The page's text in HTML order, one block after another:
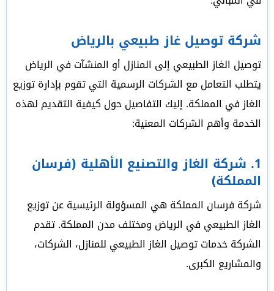
شركة توصيل غاز طبيعي بالرياض
توصيل الغاز الطبيعي إلى المنازل أو المنشآت في الرياض
يتطلب التعامل مع الشركات الرسمية التي تقوم بإدارة توزيع
الغاز في المملكة. إليك التفاصيل حول كيفية التقديم لهذه
الخدمة وأهم الشركات المعنية:
1. شركة الغاز والتصنيع الأهلية (فرسان
المملكة)
شركة فرسان المملكة هي المسؤولة الرئيسية عن توزيع
الغاز الطبيعي في الرياض ومختلف مدن المملكة. تقدم
الشركة خدمات توصيل الغاز الطبيعي للمنازل، الشركات،
والمشاريع الكبرى.